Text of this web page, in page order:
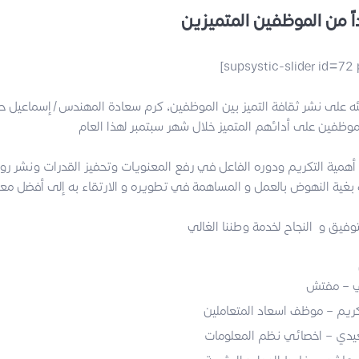
من الموظفين المتميزين
[supsystic-slider id=72
على نشر ثقافة التميز بين الموظفين، كرم سعادة المهندس/
التكريم ودوره الفاعل في رفع المعنويات وتحفيز القدرات ونشر
– مفتش
– موظف اسعاد المتعاملين
– اخصائي نظم المعلومات